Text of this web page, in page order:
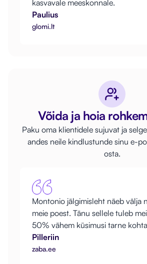
kasvavale meeskonnale.
Paulius
glomi.lt
Võida ja hoia
Paku oma klientidele sujuvat ja
andes neile kindlustunde sinu e-
osta.
Montonio jälgimisleht näeb välja
meie poest. Tänu sellele tuleb
50% vähem küsimusi tarne
Pilleriin
zaba.ee